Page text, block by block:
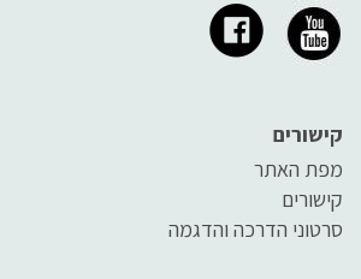
קישורים
מפת האתר
קישורים
סרטוני הדרכה והדגמה